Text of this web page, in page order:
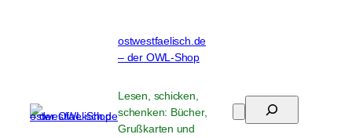
ostwestfaelisch.de
– der OWL-Shop
Lesen, schicken,
schenken: Bücher,
Grußkarten und
Suchen